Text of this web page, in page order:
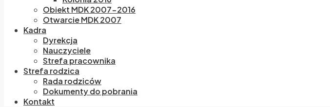
Obiekt MDK 2007-2016
Otwarcie MDK 2007
Kadra
Dyrekcja
Nauczyciele
Strefa pracownika
Strefa rodzica
Rada rodziców
Dokumenty do pobrania
Kontakt